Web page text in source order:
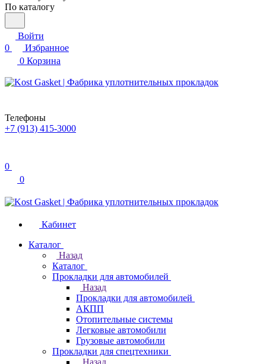
По каталогу
Войти
0
Избранное
0 Корзина
Телефоны
+7 (913) 415-3000
0
0
Кабинет
Каталог
Назад
Каталог
Прокладки для автомобилей
Назад
Прокладки для автомобилей
АКПП
Отопительные системы
Легковые автомобили
Грузовые автомобили
Прокладки для спецтехники
Назад